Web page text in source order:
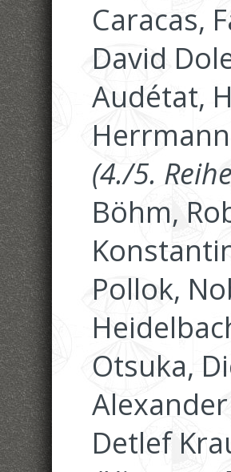
Caracas,
David
Audétat,
(4./5.
Böhm,
Pollok,
Otsuka,
Detlef